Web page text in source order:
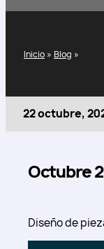
Inicio » Blog »
22 octubre,
Octubre
Diseño de